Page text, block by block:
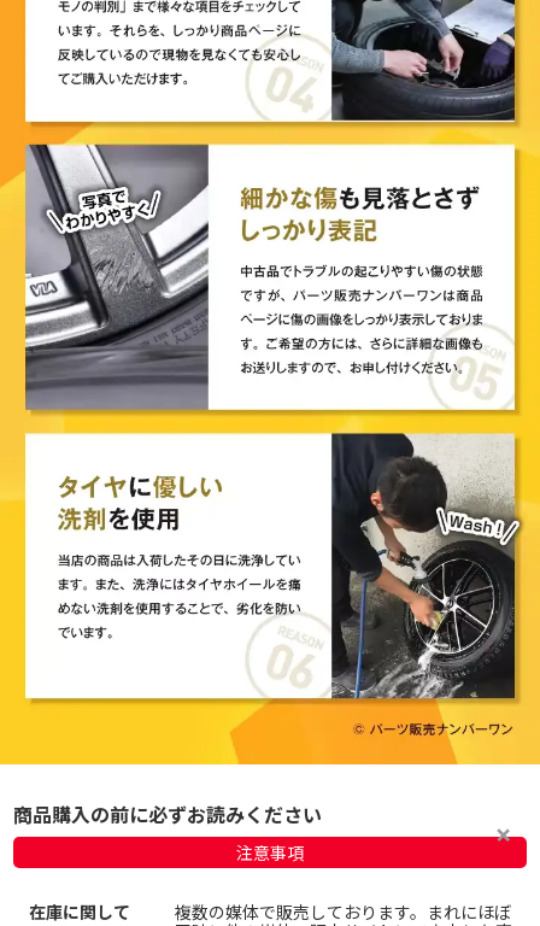
商品購入の前に必ずお読みください
注意事項
在庫に関して
複数の媒体で販売しております。まれにほぼ